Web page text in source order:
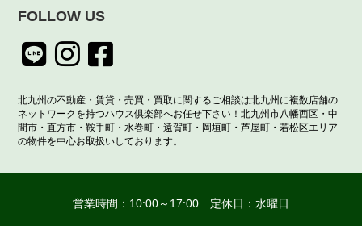
FOLLOW US
北九州の不動産・賃貸・売買・買取に関するご相談は北九州に複数店舗の
ネットワークを持つハウス倶楽部へお任せ下さい！北九州市八幡西区・中
間市・直方市・鞍手町・水巻町・遠賀町・岡垣町・芦屋町・若松区エリア
の物件を中心お取扱いしております。
営業時間：10:00～17:00 定休日：水曜日